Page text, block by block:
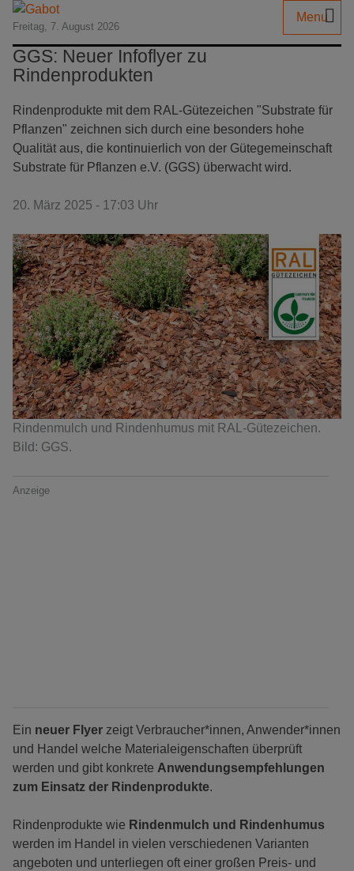
Freitag, 7. August 2026
Menu
GGS: Neuer Infoflyer zu
Rindenprodukten
Rindenprodukte mit dem RAL-Gütezeichen "Substrate für
Pflanzen" zeichnen sich durch eine besonders hohe
Qualität aus, die kontinuierlich von der Gütegemeinschaft
Substrate für Pflanzen e.V. (GGS) überwacht wird.
20. März 2025 - 17:03 Uhr
Rindenmulch und Rindenhumus mit RAL-Gütezeichen.
Bild: GGS.
Anzeige
Ein neuer Flyer zeigt Verbraucher*innen, Anwender*innen
und Handel welche Materialeigenschaften überprüft
werden und gibt konkrete Anwendungsempfehlungen
zum Einsatz der Rindenprodukte.
Rindenprodukte wie Rindenmulch und Rindenhumus
werden im Handel in vielen verschiedenen Varianten
angeboten und unterliegen oft einer großen Preis- und